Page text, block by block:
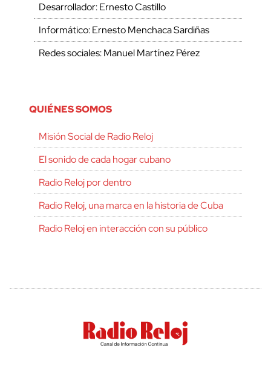
Desarrollador: Ernesto Castillo
Informático: Ernesto Menchaca Sardiñas
Redes sociales: Manuel Martínez Pérez
QUIÉNES SOMOS
Misión Social de Radio Reloj
El sonido de cada hogar cubano
Radio Reloj por dentro
Radio Reloj, una marca en la historia de Cuba
Radio Reloj en interacción con su público